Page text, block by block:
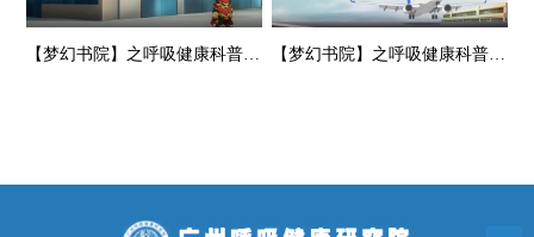
【梦幻书院】之呼吸健康科普-认识肺移植 【梦幻书院】之呼吸健康科普-入境人员的防疫秘笈